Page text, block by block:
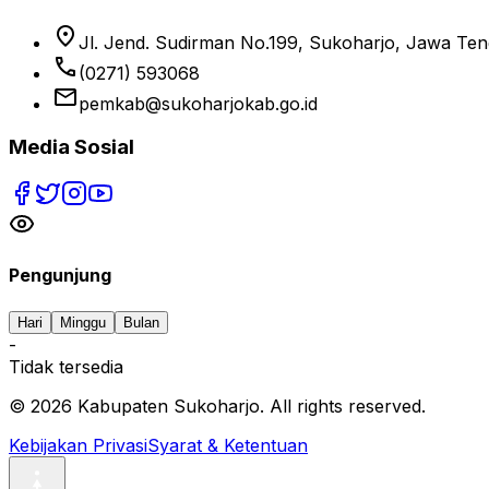
location_on Jl. Jend. Sudirman No.199, Sukoharjo, Jawa
phone (0271) 593068
emailpemkab@sukoharjokab.go.id
Media Sosial
Pengunjung
Hari Minggu Bulan
-
Tidak tersedia
© 2026 Kabupaten Sukoharjo. All rights reserved.
Kebijakan PrivasiSyarat & Ketentuan